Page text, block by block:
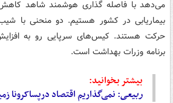
می‌دهد با فاصله‌ گذاری هوشمند شاهد
بیماریابی در کشور هستیم. دو منحنی با
حرکت هستند. کیس‌های سرپایی رو به
برنامه وزرات بهداشت است.
بیشتر بخوانید:
ربیعی:نمی‌گذاریم اقتصاد درپساکرونا